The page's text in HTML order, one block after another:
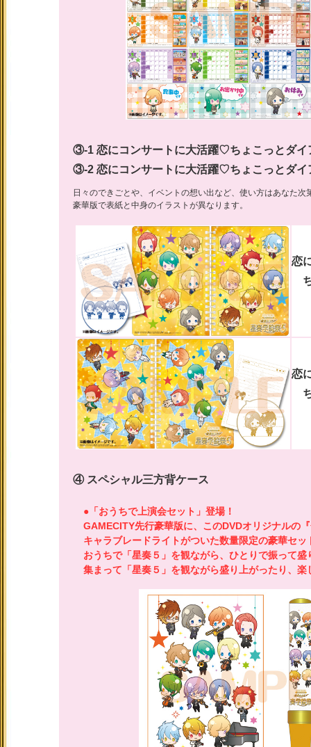
③-1 恋にコンサートに大活躍♡ちょこっとダイ
③-2 恋にコンサートに大活躍♡ちょこっとダイ
日々のできごとや、イベントの想い出など、使い方はあなた
豪華版で表紙と中身のイラストが異なります。
恋
恋
④ スペシャル三方背ケース
● 「おうちで上演会セット」登場！
GAMECITY先行豪華版に、このDVDオリジナルの
キャラブレードライトがついた数量限定の豪華セッ
おうちで「星奏５」を観ながら、ひとりで振って
集まって「星奏５」を観ながら盛り上がったり、楽